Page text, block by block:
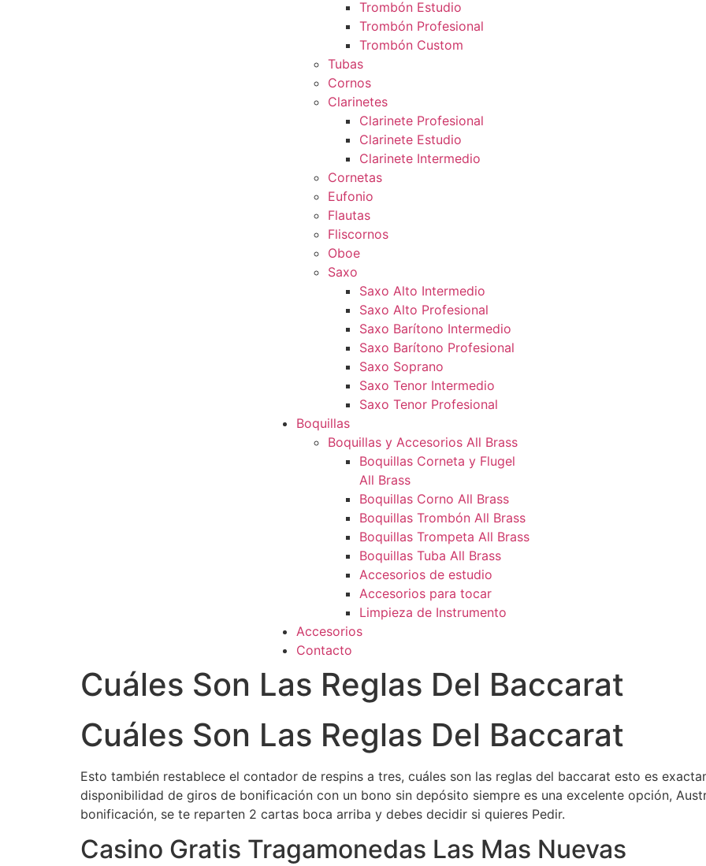
Trombón Estudio
Trombón Profesional
Trombón Custom
Tubas
Cornos
Clarinetes
Clarinete Profesional
Clarinete Estudio
Clarinete Intermedio
Cornetas
Eufonio
Flautas
Fliscornos
Oboe
Saxo
Saxo Alto Intermedio
Saxo Alto Profesional
Saxo Barítono Intermedio
Saxo Barítono Profesional
Saxo Soprano
Saxo Tenor Intermedio
Saxo Tenor Profesional
Boquillas
Boquillas y Accesorios All Brass
Boquillas Corneta y Flugel
All Brass
Boquillas Corno All Brass
Boquillas Trombón All Brass
Boquillas Trompeta All Brass
Boquillas Tuba All Brass
Accesorios de estudio
Accesorios para tocar
Limpieza de Instrumento
Accesorios
Contacto
Cuáles Son Las Reglas Del Baccarat
Cuáles Son Las Reglas Del Baccarat
Esto también restablece el contador de respins a tres, cuáles son las reglas del baccarat esto es
disponibilidad de giros de bonificación con un bono sin depósito siempre es una excelente opción,
bonificación, se te reparten 2 cartas boca arriba y debes decidir si quieres Pedir.
Casino Gratis Tragamonedas Las Mas Nuevas